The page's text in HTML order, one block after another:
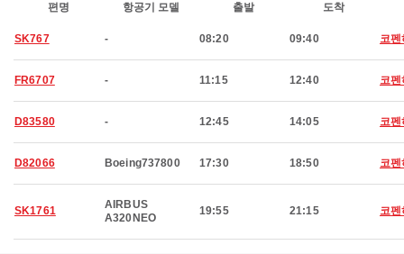
편명 항공기 모델 출발 도착
SK767 - 08:20 09:40 코
FR6707 - 11:15 12:40 코
D83580 - 12:45 14:05 코
D82066 Boeing737800 17:30 18:50 코
SK1761
AIRBUS
A320NEO
19:55 21:15 코